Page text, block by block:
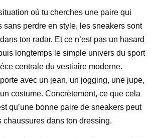
où tu cherches une paire qui
sans perdre en style, les sneakers sont
ton radar. Et ce n’est pas un hasard
longtemps le simple univers du sport
centrale du vestiaire moderne.
avec un jean, un jogging, une jupe,
costume. Concrètement, ce que cela
qu’une bonne paire de sneakers peut
chaussures dans ton dressing.